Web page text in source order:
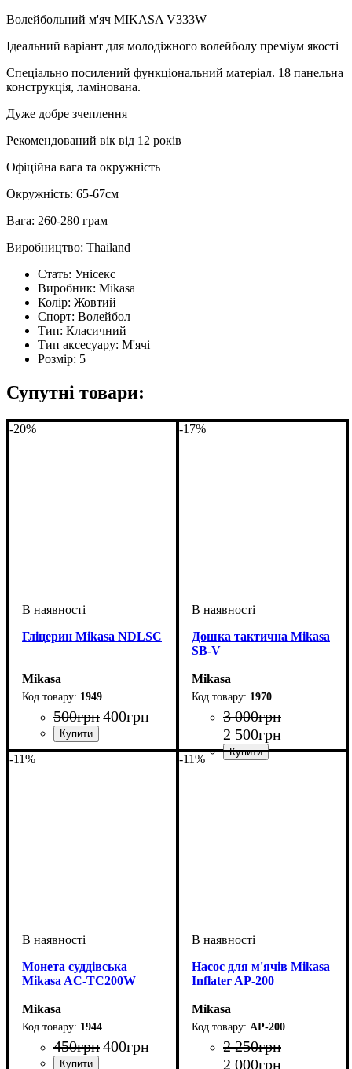
Волейбольний м'яч MIKASA V333W
Ідеальний варіант для молодіжного волейболу преміум якості
Спеціально посилений функціональний матеріал. 18 панельна
конструкція, ламінована.
Дуже добре зчеплення
Рекомендований вік від 12 років
Офіційна вага та окружність
Окружність: 65-67см
Вага: 260-280 грам
Виробництво: Thailand
Стать: Унісекс
Виробник: Mikasa
Колір: Жовтий
Спорт: Волейбол
Тип: Класичний
Тип аксесуару: М'ячі
Розмір: 5
Супутні товари:
-20%
Гліцерин Mikasa NDLSC
Mikasa
1949
500грн400грн
Стать: Унісекс
Виробник: Mikasa
Колір: Білий
-17%
Дошка тактична Mikasa
SB-V
Mikasa
1970
3 000грн
2 500грн
Стать
Виробник
Колір
-11%
Монета суддівська
Mikasa AC-TC200W
Mikasa
1944
450грн400грн
-11%
Насос для м'ячів Mikasa
Inflater AP-200
Mikasa
AP-200
2 250грн
2 000грн